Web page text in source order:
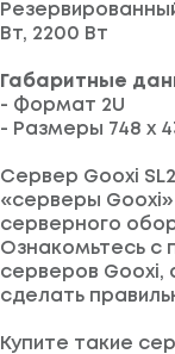
Вт, 2200 Вт
Габаритные
- Формат 2U
- Размеры 748 x
Сервер Gooxi
«серверы
серверного
Ознакомьтесь с
серверов
сделать
Купите такие